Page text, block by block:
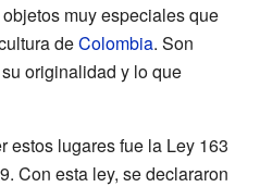
muy especiales que
deColombia. Son
originalidad y lo que
estos lugares fue la Ley 163
Con esta ley, se declararon